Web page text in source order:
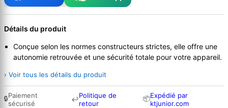
Détails du produit
Conçue selon les normes constructeurs strictes, elle offre une
autonomie retrouvée et une sécurité totale pour votre appareil.
› Voir tous les détails du produit
🔒Paiement
sécurisé
↩Politique de
retour
📦Expédié par
ktjunior.com